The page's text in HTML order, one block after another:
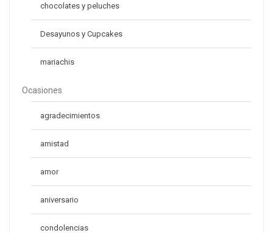
chocolates y peluches
Desayunos y Cupcakes
mariachis
Ocasiones
agradecimientos
amistad
amor
aniversario
condolencias